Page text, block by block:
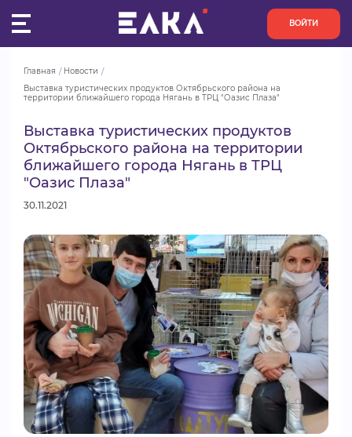
ВОЙТИ
ПУЛЬС
КОНКУРСЫ
ОРГАНИЗАЦИИ
АКТИВИСТЫ
ПРОЕКТЫ
АНАЛИТИКА
БАЗА ЗНАНИЙ
ВИДЕОКУРСЫ
ВОЙТИ
Главная
Новости
Выставка туристических продуктов Октябрьского района на
территории ближайшего города Нягань в ТРЦ "Оазис Плаза"
Выставка туристических продуктов
Октябрьского района на территории
ближайшего города Нягань в ТРЦ
"Оазис Плаза"
30.11.2021